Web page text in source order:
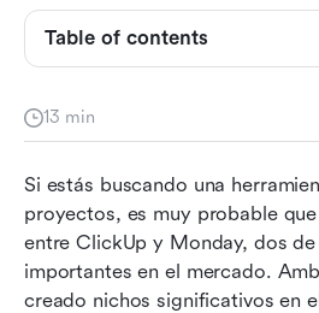
13 min
Si estás buscando una
proyectos, es muy probable
entre ClickUp y Monday, dos
importantes en el mercado.
creado nichos significativos en
Table of contents
ClickUp vs. monday.com en
¿Cuál es mejor para la
¿Cuál tiene mejor
¿Cuál tiene el mejor precio?